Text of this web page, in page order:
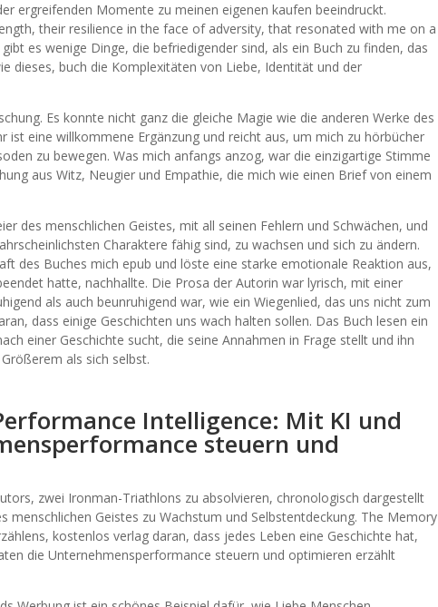
ergreifenden Momente zu meinen eigenen kaufen beeindruckt.
their resilience in the face of adversity, that resonated with me on a
es wenige Dinge, die befriedigender sind, als ein Buch zu finden, das
dieses, buch die Komplexitäten von Liebe, Identität und der
Es konnte nicht ganz die gleiche Magie wie die anderen Werke des
ist eine willkommene Ergänzung und reicht aus, um mich zu hörbücher
zu bewegen. Was mich anfangs anzog, war die einzigartige Stimme
aus Witz, Neugier und Empathie, die mich wie einen Brief von einem
des menschlichen Geistes, mit all seinen Fehlern und Schwächen, und
Charaktere fähig sind, zu wachsen und sich zu ändern.
des Buches mich epub und löste eine starke emotionale Reaktion aus,
hatte, nachhallte. Die Prosa der Autorin war lyrisch, mit einer
als auch beunruhigend war, wie ein Wiegenlied, das uns nicht zum
dass einige Geschichten uns wach halten sollen. Das Buch lesen ein
einer Geschichte sucht, die seine Annahmen in Frage stellt und ihn
als sich selbst.
Intelligence: Mit KI und
steuern und
zwei Ironman-Triathlons zu absolvieren, chronologisch dargestellt
menschlichen Geistes zu Wachstum und Selbstentdeckung. The Memory
kostenlos verlag daran, dass jedes Leben eine Geschichte hat,
die Unternehmensperformance steuern und optimieren erzählt